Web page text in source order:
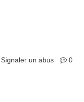
Signaler un abus 0